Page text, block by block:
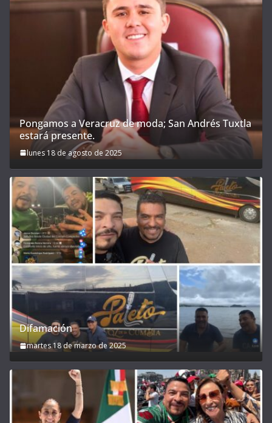
Pongamos a Veracruz de moda; San Andrés Tuxtla
estará presente.
lunes 18 de agosto de 2025
Difamación
martes 18 de marzo de 2025